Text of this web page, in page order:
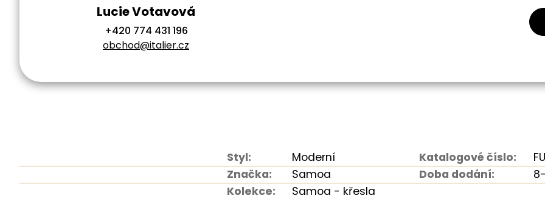
Lucie Votavová
+420 774 431 196
obchod@italier.cz
Styl: Moderní Katalogové číslo:
Značka:
Samoa Doba dodání:
Kolekce:
Samoa - křesla